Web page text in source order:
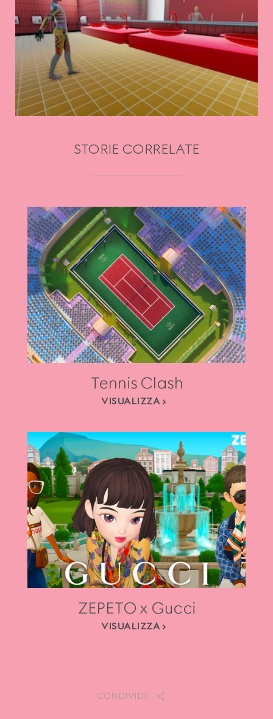
STORIE CORRELATE
Tennis Clash
VISUALIZZA
ZEPETO x Gucci
VISUALIZZA
CONDIVIDI